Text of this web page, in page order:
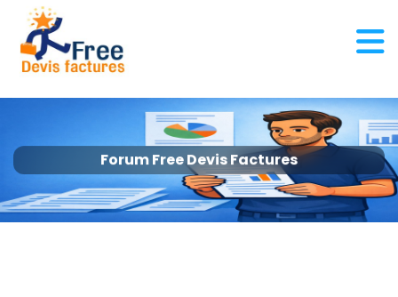
Forum Free Devis Factures